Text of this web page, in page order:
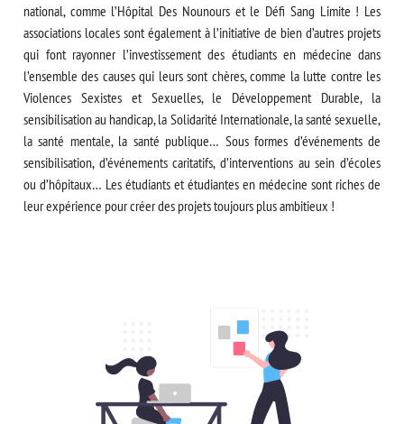
national, comme l’Hôpital Des Nounours et le Défi Sang Limite ! Les
associations locales sont également à l’initiative de bien d’autres projets
qui font rayonner l’investissement des étudiants en médecine dans
l’ensemble des causes qui leurs sont chères, comme la lutte contre les
Violences Sexistes et Sexuelles, le Développement Durable, la
sensibilisation au handicap, la Solidarité Internationale, la santé sexuelle,
la santé mentale, la santé publique… Sous formes d’événements de
sensibilisation, d’événements caritatifs, d’interventions au sein d’écoles
ou d’hôpitaux… Les étudiants et étudiantes en médecine sont riches de
leur expérience pour créer des projets toujours plus ambitieux !